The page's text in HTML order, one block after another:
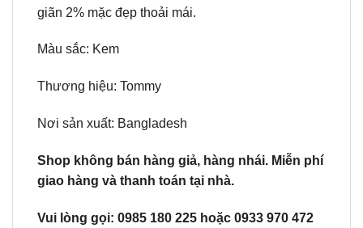
giãn 2% mặc đẹp thoải mái.
Màu sắc: Kem
Thương hiệu: Tommy
Nơi sản xuất: Bangladesh
Shop không bán hàng giả, hàng nhái. Miễn phí
giao hàng và thanh toán tại nhà.
Vui lòng gọi: 0985 180 225 hoặc 0933 970 472